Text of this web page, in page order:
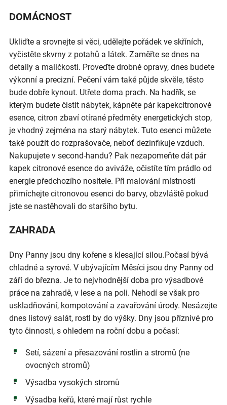
DOMÁCNOST
Ukliďte a srovnejte si věci, udělejte pořádek ve skříních,
vyčistěte skvrny z potahů a látek. Zaměřte se dnes na
detaily a maličkosti. Proveďte drobné opravy, dnes budete
výkonní a precizní. Pečení vám také půjde skvěle, těsto
bude dobře kynout. Utřete doma prach. Na hadřík, se
kterým budete čistit nábytek, kápněte pár kapekcitronové
esence, citron zbaví otírané předměty energetických stop,
je vhodný zejména na starý nábytek. Tuto esenci můžete
také použít do rozprašovače, neboť dezinfikuje vzduch.
Nakupujete v second-handu? Pak nezapomeňte dát pár
kapek citronové esence do aviváže, očistíte tím prádlo od
energie předchozího nositele. Při malování místností
přimíchejte citronovou esenci do barvy, obzvláště pokud
jste se nastěhovali do staršího bytu.
ZAHRADA
Dny Panny jsou dny kořene s klesající silou.Počasí bývá
chladné a syrové. V ubývajícím Měsíci jsou dny Panny od
září do března. Je to nejvhodnější doba pro výsadbové
práce na zahradě, v lese a na poli. Nehodí se však pro
uskladňování, kompotování a zavařování úrody. Nesázejte
dnes listový salát, rostl by do výšky. Dny jsou příznivé pro
tyto činnosti, s ohledem na roční dobu a počasí:
Setí, sázení a přesazování rostlin a stromů (ne
ovocných stromů)
Výsadba vysokých stromů
Výsadba keřů, které mají růst rychle